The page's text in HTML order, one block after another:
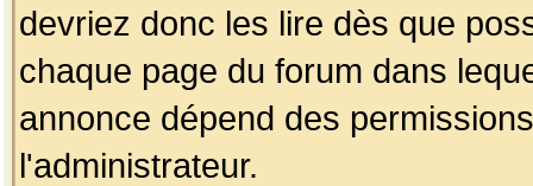
devriez donc les lire dès que
chaque page du forum dans
annonce dépend des
l'administrateur.